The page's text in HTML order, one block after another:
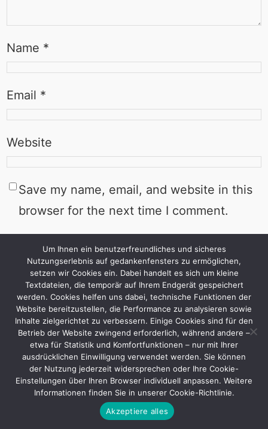
Name *
Email *
Website
Save my name, email, and website in this
browser for the next time I comment.
GEDANKENFENSTERS
Um Ihnen ein benutzerfreundliches und sicheres
Nutzungserlebnis auf gedankenfensters zu ermöglichen,
setzen wir Cookies ein. Dabei handelt es sich um kleine
Textdateien, die temporär auf Ihrem Endgerät gespeichert
werden. Cookies helfen uns dabei, technische Funktionen der
Website bereitzustellen, die Performance zu analysieren sowie
Inhalte zielgerichtet zu verbessern. Einige Cookies sind für den
Betrieb der Website zwingend erforderlich, während andere –
etwa für Statistik und Komfortfunktionen – nur mit Ihrer
ausdrücklichen Einwilligung verwendet werden. Sie können
der Nutzung jederzeit widersprechen oder Ihre Cookie-
Einstellungen über Ihren Browser individuell anpassen. Weitere
Informationen finden Sie in unserer Cookie-Richtlinie.
Akzeptiere alles